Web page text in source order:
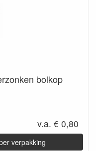
bolkop
v.a. € 0,80
verpakking